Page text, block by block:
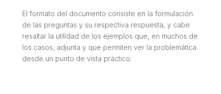
El formato del documento consiste en la formulación
de las preguntas y su respectiva respuesta, y cabe
resaltar la utilidad de los ejemplos que, en muchos de
los casos, adjunta y que permiten ver la problemática
desde un punto de vista práctico.